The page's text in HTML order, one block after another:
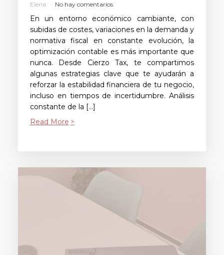
Elena No hay comentarios
En un entorno económico cambiante, con
subidas de costes, variaciones en la demanda y
normativa fiscal en constante evolución, la
optimización contable es más importante que
nunca. Desde Cierzo Tax, te compartimos
algunas estrategias clave que te ayudarán a
reforzar la estabilidad financiera de tu negocio,
incluso en tiempos de incertidumbre. Análisis
constante de la […]
Read More